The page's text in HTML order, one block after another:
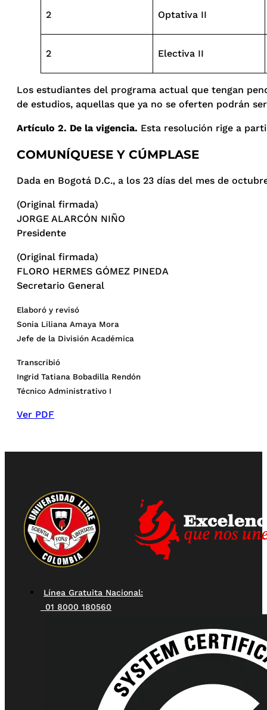
2 Optativa II
2 Electiva II
Los estudiantes del programa actual que tengan
de estudios, aquellas que ya no se oferten podrán
Artículo 2. De la vigencia. Esta resolución rige a
COMUNÍQUESE Y CÚMPLASE
Dada en Bogotá D.C., a los 23 días del mes de
(Original firmada)
JORGE ALARCÓN NIÑO
Presidente
(Original firmada)
FLORO HERMES GÓMEZ PINEDA
Secretario General
Elaboró y revisó
Sonia Liliana Amaya Mora
Jefe de la División Académica
Transcribió
Ingrid Tatiana Bobadilla Rendón
Técnico Administrativo I
Ver PDF
Línea Gratuita Nacional:
01 8000 180560